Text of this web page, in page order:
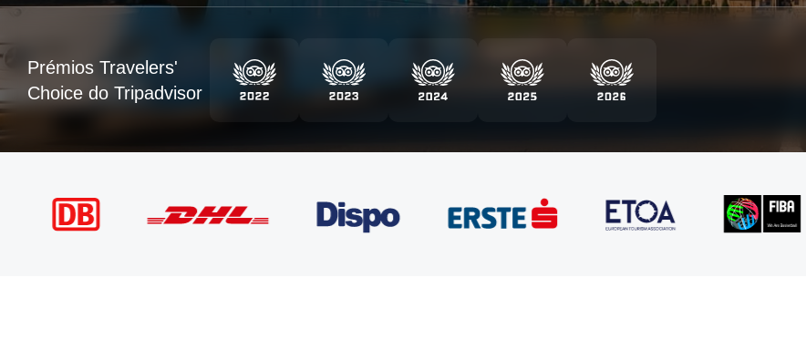
Prémios Travelers'
Choice do Tripadvisor